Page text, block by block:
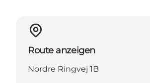
Route anzeigen
Nordre Ringvej 1B